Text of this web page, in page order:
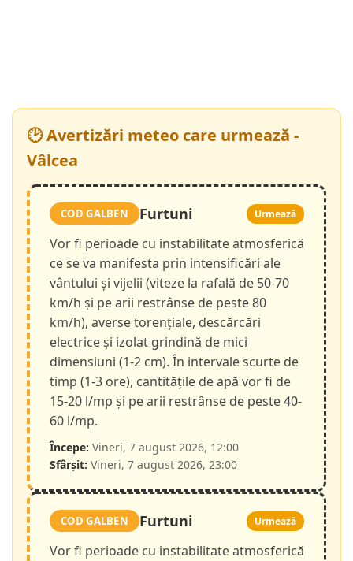
🕑 Avertizări meteo care urmează -
Vâlcea
COD GALBEN Furtuni Urmează
Vor fi perioade cu instabilitate atmosferică
ce se va manifesta prin intensificări ale
vântului și vijelii (viteze la rafală de 50-70
km/h și pe arii restrânse de peste 80
km/h), averse torențiale, descărcări
electrice și izolat grindină de mici
dimensiuni (1-2 cm). În intervale scurte de
timp (1-3 ore), cantitățile de apă vor fi de
15-20 l/mp și pe arii restrânse de peste 40-
60 l/mp.
Începe: Vineri, 7 august 2026, 12:00
Sfârșit: Vineri, 7 august 2026, 23:00
COD GALBEN Furtuni Urmează
Vor fi perioade cu instabilitate atmosferică